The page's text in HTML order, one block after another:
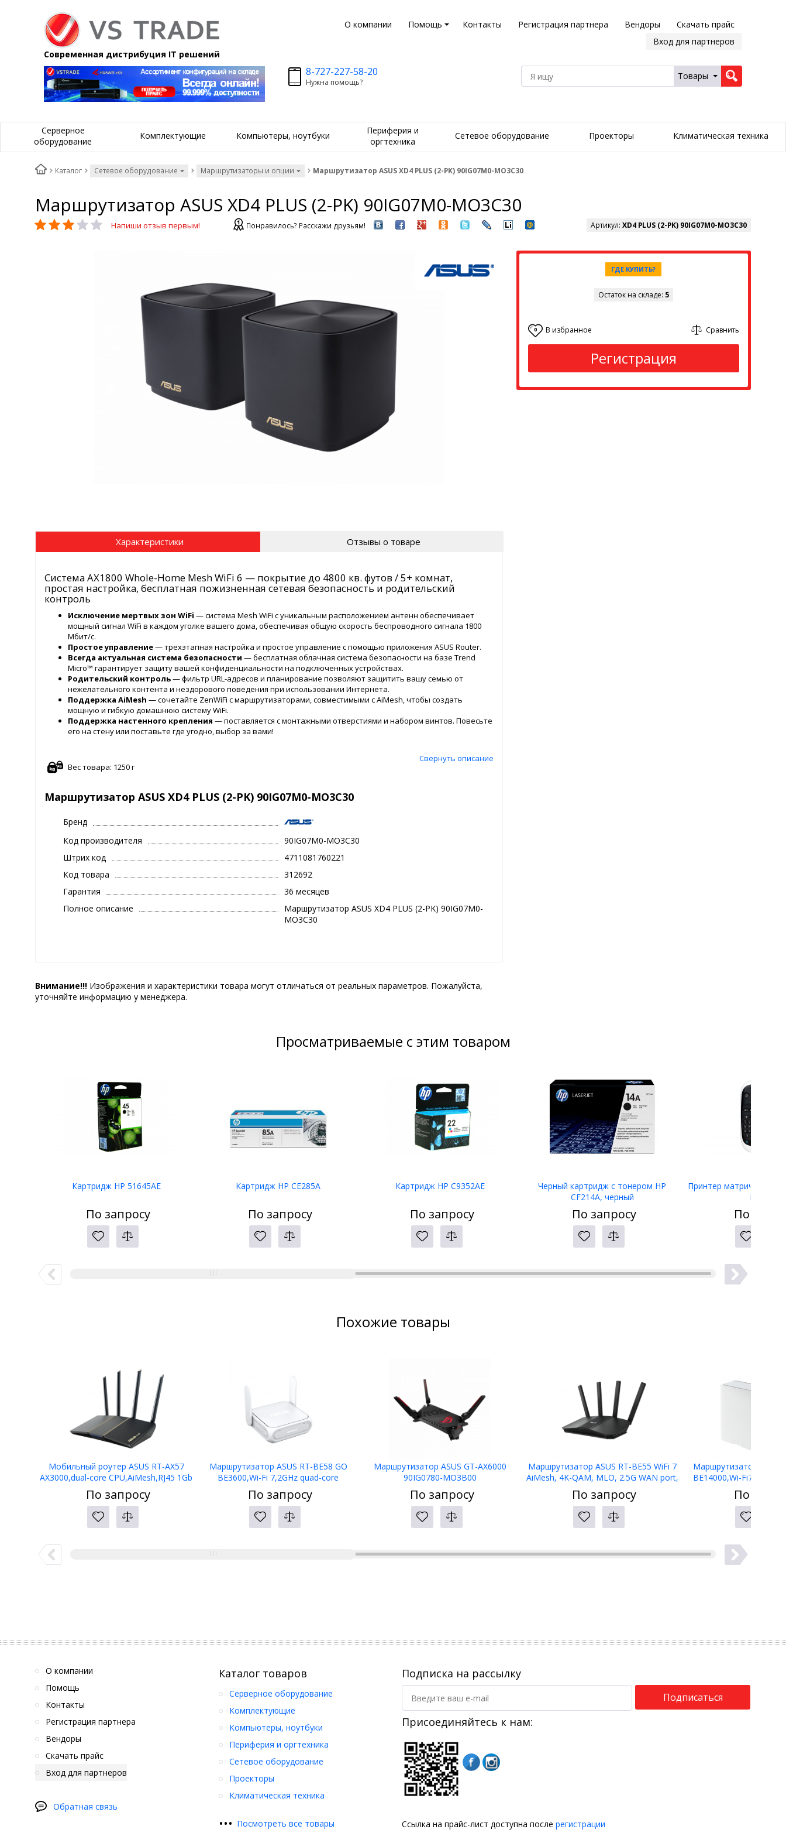
О компании Помощь Контакты Регистрация партнера Вендоры
Скачать прайс
Вход для партнеров
Современная дистрибуция IT решений
8-727-227-58-20
Нужна помощь?
Товары
Серверное
оборудование
Комплектующие Компьютеры, ноутбуки
Периферия и
оргтехника
Сетевое оборудование Проекторы Климатическая техника
Каталог Сетевое оборудование Маршрутизаторы и опции Маршрутизатор ASUS XD4 PLUS (2-PK) 90IG07M0-MO3C30
Маршрутизатор ASUS XD4 PLUS (2-PK) 90IG07M0-MO3C30
Напиши отзыв первым! Понравилось? Расскажи друзьям! Артикул: XD4 PLUS (2-PK) 90IG07M0-MO3C30
ГДЕ КУПИТЬ?
Остаток на складе: 5
0 В избранное Сравнить
Регистрация
Характеристики Отзывы о товаре
Система AX1800 Whole-Home Mesh WiFi 6 — покрытие до 4800 кв. футов / 5+ комнат,
простая настройка, бесплатная пожизненная сетевая безопасность и родительский
контроль
Исключение мертвых зон WiFi — система Mesh WiFi с уникальным расположением антенн обеспечивает
мощный сигнал WiFi в каждом уголке вашего дома, обеспечивая общую скорость беспроводного сигнала 1800
Мбит/с.
Простое управление— трехэтапная настройка и простое управление с помощью приложения ASUS Router.
Всегда актуальная система безопасности — бесплатная облачная система безопасности на базе Trend
Micro™ гарантирует защиту вашей конфиденциальности на подключенных устройствах.
Родительский контроль— фильтр URL-адресов и планирование позволяют защитить вашу семью от
нежелательного контента и нездорового поведения при использовании Интернета.
Поддержка AiMesh — сочетайте ZenWiFi с маршрутизаторами, совместимыми с AiMesh, чтобы создать
мощную и гибкую домашнюю систему WiFi.
Поддержка настенного крепления — поставляется с монтажными отверстиями и набором винтов. Повесьте
его на стену или поставьте где угодно, выбор за вами!
Свернуть описание
Вес товара: 1250 г
Маршрутизатор ASUS XD4 PLUS (2-PK) 90IG07M0-MO3C30
Бренд
Код производителя
90IG07M0-MO3C30
Штрих код
4711081760221
Код товара
312692
Гарантия
36 месяцев
Полное описание
Маршрутизатор ASUS XD4 PLUS (2-PK) 90IG07M0-
MO3C30
Внимание!!! Изображения и характеристики товара могут отличаться от реальных параметров. Пожалуйста,
уточняйте информацию у менеджера.
Просматриваемые с этим товаром
Картридж HP 51645AE
По запросу
Картридж HP CE285A
По запросу
Картридж HP C9352AE
По запросу
Черный картридж с тонером HP
CF214A, черный
По запросу
Принтер матричный
LW-400
По
Похожие товары
Мобильный роутер ASUS RT-AX57
AX3000,dual-core CPU,AiMesh,RJ45 1Gb
WANx1,RJ45 1Gb LANx1,USB3.2x1
По запросу
Маршрутизатор ASUS RT-BE58 GO
BE3600,Wi-Fi 7,2GHz quad-core
CPU,2.5G RJ45 WAN,node AiMes,RJ45
1Gb,USBС
По запросу
Маршрутизатор ASUS GT-AX6000
90IG0780-MO3B00
По запросу
Маршрутизатор ASUS RT-BE55 WiFi 7
AiMesh, 4K-QAM, MLO, 2.5G WAN port,
Four 1G ports
По запросу
Маршрутизатор ASUS
BE14000,Wi-
WANx1,2.5G
По
О компании
Помощь
Контакты
Регистрация партнера
Вендоры
Скачать прайс
Вход для партнеров
Обратная связь
Каталог товаров
Серверное оборудование
Комплектующие
Компьютеры, ноутбуки
Периферия и оргтехника
Сетевое оборудование
Проекторы
Климатическая техника
••• Посмотреть все товары
Подписка на рассылку
Подписаться
Присоединяйтесь к нам:
Ссылка на прайс-лист доступна после регистрации